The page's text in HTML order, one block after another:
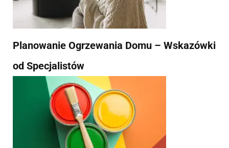
Planowanie Ogrzewania Domu – Wskazówki
od Specjalistów